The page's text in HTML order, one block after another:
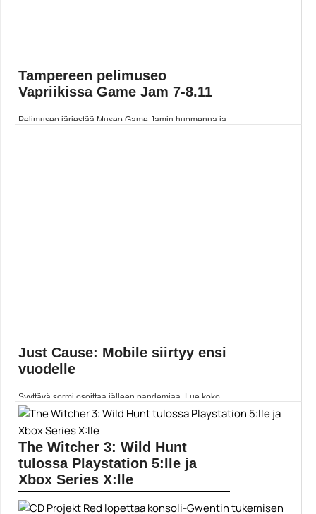
Tampereen pelimuseo
Vapriikissa Game Jam 7-8.11
Pelimuseo järjestää Museo Game Jamin huomenna ja
Just Cause: Mobile siirtyy ensi
vuodelle
Syyttävä sormi osoittaa jälleen pandemiaa. Lue koko
artikkeli:
https://www.gamereactor.fi/uutiset/866083/
rs=rss...
Yleinen
The Witcher 3: Wild Hunt
tulossa Playstation 5:lle ja
Xbox Series X:lle
Näyttää siltä, ettei CD Projekt Red aio vielä päästää irti